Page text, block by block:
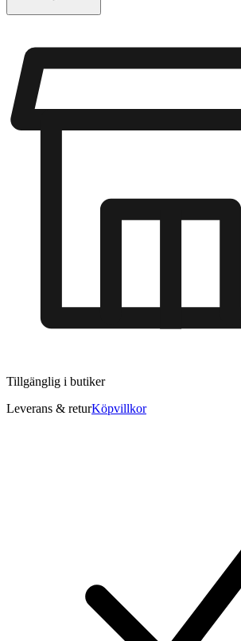
Tillgänglig i butiker
Leverans & returKöpvillkor